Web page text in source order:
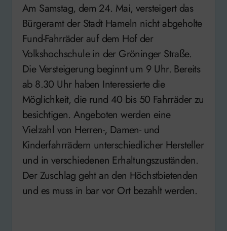
Am Samstag, dem 24. Mai, versteigert das
Bürgeramt der Stadt Hameln nicht abgeholte
Fund-Fahrräder auf dem Hof der
Volkshochschule in der Gröninger Straße.
Die Versteigerung beginnt um 9 Uhr. Bereits
ab 8.30 Uhr haben Interessierte die
Möglichkeit, die rund 40 bis 50 Fahrräder zu
besichtigen. Angeboten werden eine
Vielzahl von Herren-, Damen- und
Kinderfahrrädern unterschiedlicher Hersteller
und in verschiedenen Erhaltungszuständen.
Der Zuschlag geht an den Höchstbietenden
und es muss in bar vor Ort bezahlt werden.